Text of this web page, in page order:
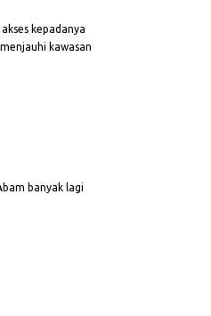
kepadanya
kawasan
banyak lagi